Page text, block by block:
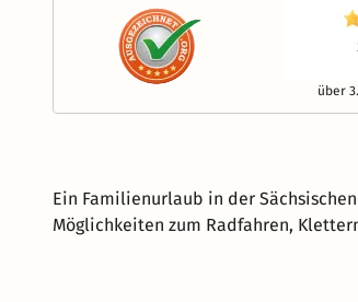
über
Ein Familienurlaub in der
Möglichkeiten zum Radfahren,